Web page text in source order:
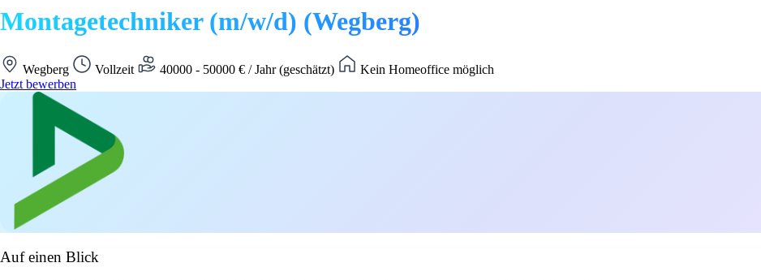
Montagetechniker (m/w/d) (Wegberg)
Wegberg Vollzeit 40000 - 50000 € / Jahr (geschätzt)
Kein Homeoffice möglich
Jetzt bewerben
Auf einen Blick